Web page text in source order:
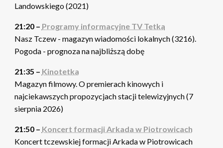
Landowskiego (2021)
21:20 – Programy informacyjne TV Tetka
Nasz Tczew - magazyn wiadomości lokalnych (3216).
Pogoda - prognoza na najbliższą dobę
21:35 – Kinotetka
Magazyn filmowy. O premierach kinowych i
najciekawszych propozycjach stacji telewizyjnych (7
sierpnia 2026)
21:50 – Koncert formacji Arkada w Piotrowicach
Koncert tczewskiej formacji Arkada w Piotrowicach